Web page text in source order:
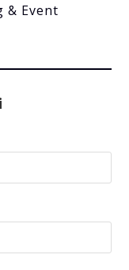
& Event